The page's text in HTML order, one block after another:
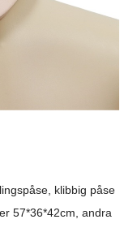
klibbig påse
57*36*42cm, andra